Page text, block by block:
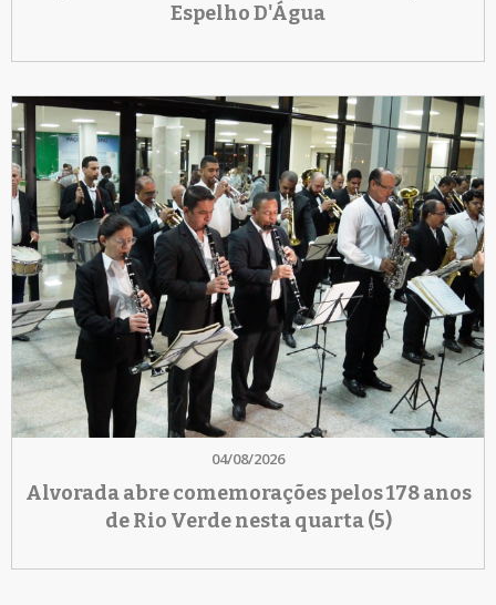
Espelho D'Água
04/08/2026
Alvorada abre comemorações pelos 178 anos
de Rio Verde nesta quarta (5)